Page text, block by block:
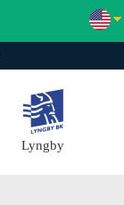
Lyngby